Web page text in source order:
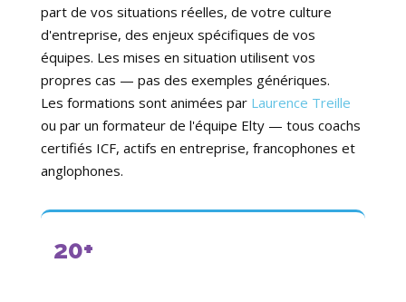
part de vos situations réelles, de votre culture
d'entreprise, des enjeux spécifiques de vos
équipes. Les mises en situation utilisent vos
propres cas — pas des exemples génériques.
Les formations sont animées par Laurence Treille
ou par un formateur de l'équipe Elty — tous coachs
certifiés ICF, actifs en entreprise, francophones et
anglophones.
20+